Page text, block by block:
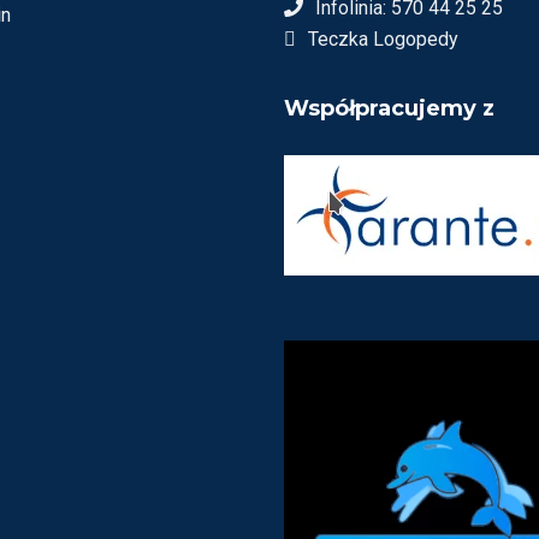
Infolinia: 570 44 25 25
Teczka Logopedy
Współpracujemy z